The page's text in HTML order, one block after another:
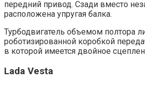
передний привод. Сзади вместо
расположена упругая балка.
Турбодвигатель объемом полтора
роботизированной коробкой
в которой имеется двойное
Lada Vesta